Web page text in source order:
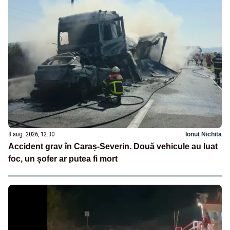
8 aug. 2026, 12:30 Ionuț Nichita
Accident grav în Caraș-Severin. Două vehicule au luat
foc, un șofer ar putea fi mort